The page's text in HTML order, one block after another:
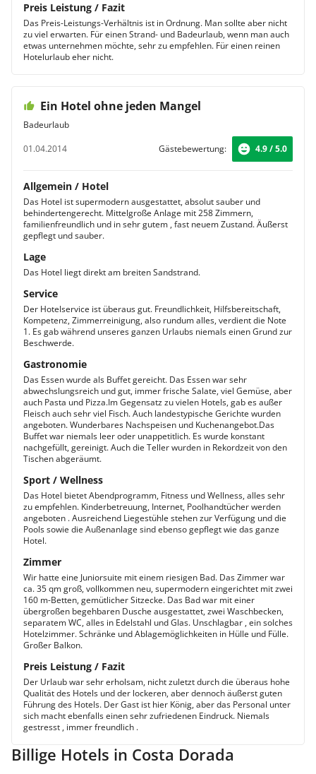
Preis Leistung / Fazit
Das Preis-Leistungs-Verhältnis ist in Ordnung. Man sollte aber nicht
zu viel erwarten. Für einen Strand- und Badeurlaub, wenn man auch
etwas unternehmen möchte, sehr zu empfehlen. Für einen reinen
Hotelurlaub eher nicht.
Ein Hotel ohne jeden Mangel
Badeurlaub
01.04.2014
Gästebewertung: 4.9 / 5.0
Allgemein / Hotel
Das Hotel ist supermodern ausgestattet, absolut sauber und
behindertengerecht. Mittelgroße Anlage mit 258 Zimmern,
familienfreundlich und in sehr gutem , fast neuem Zustand. Äußerst
gepflegt und sauber.
Lage
Das Hotel liegt direkt am breiten Sandstrand.
Service
Der Hotelservice ist überaus gut. Freundlichkeit, Hilfsbereitschaft,
Kompetenz, Zimmerreinigung, also rundum alles, verdient die Note
1. Es gab während unseres ganzen Urlaubs niemals einen Grund zur
Beschwerde.
Gastronomie
Das Essen wurde als Buffet gereicht. Das Essen war sehr
abwechslungsreich und gut, immer frische Salate, viel Gemüse, aber
auch Pasta und Pizza.Im Gegensatz zu vielen Hotels, gab es außer
Fleisch auch sehr viel Fisch. Auch landestypische Gerichte wurden
angeboten. Wunderbares Nachspeisen und Kuchenangebot.Das
Buffet war niemals leer oder unappetitlich. Es wurde konstant
nachgefüllt, gereinigt. Auch die Teller wurden in Rekordzeit von den
Tischen abgeräumt.
Sport / Wellness
Das Hotel bietet Abendprogramm, Fitness und Wellness, alles sehr
zu empfehlen. Kinderbetreuung, Internet, Poolhandtücher werden
angeboten . Ausreichend Liegestühle stehen zur Verfügung und die
Pools sowie die Außenanlage sind ebenso gepflegt wie das ganze
Hotel.
Zimmer
Wir hatte eine Juniorsuite mit einem riesigen Bad. Das Zimmer war
ca. 35 qm groß, vollkommen neu, supermodern eingerichtet mit zwei
160 m-Betten, gemütlicher Sitzecke. Das Bad war mit einer
übergroßen begehbaren Dusche ausgestattet, zwei Waschbecken,
separatem WC, alles in Edelstahl und Glas. Unschlagbar , ein solches
Hotelzimmer. Schränke und Ablagemöglichkeiten in Hülle und Fülle.
Großer Balkon.
Preis Leistung / Fazit
Der Urlaub war sehr erholsam, nicht zuletzt durch die überaus hohe
Qualität des Hotels und der lockeren, aber dennoch äußerst guten
Führung des Hotels. Der Gast ist hier König, aber das Personal unter
sich macht ebenfalls einen sehr zufriedenen Eindruck. Niemals
gestresst , immer freundlich .
Billige Hotels in Costa Dorada